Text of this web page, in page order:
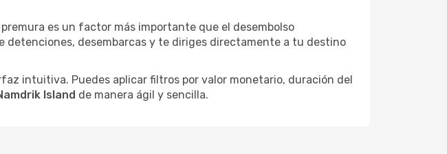
es un factor más importante que el desembolso
detenciones, desembarcas y te diriges directamente a tu destino
intuitiva. Puedes aplicar filtros por valor monetario, duración del
Island de manera ágil y sencilla.